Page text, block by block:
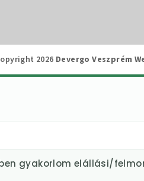
2026 Devergo Veszprém
gyakorlom elállási/